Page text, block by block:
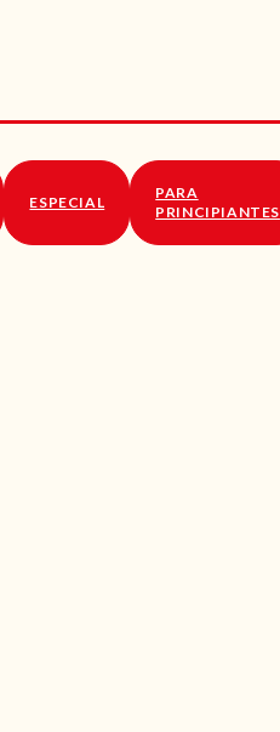
ESPECIAL
PARA
PRINCIPIANTES